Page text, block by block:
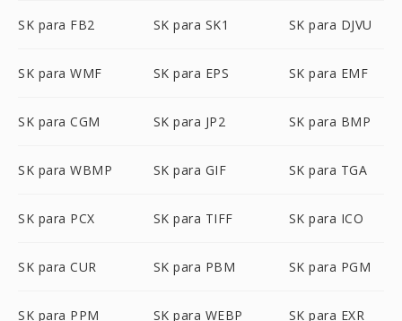
SK para FB2 SK para SK1 SK para DJVU
SK para WMF SK para EPS SK para EMF
SK para CGM SK para JP2 SK para BMP
SK para WBMP SK para GIF SK para TGA
SK para PCX SK para TIFF SK para ICO
SK para CUR SK para PBM SK para PGM
SK para PPM SK para WEBP SK para EXR